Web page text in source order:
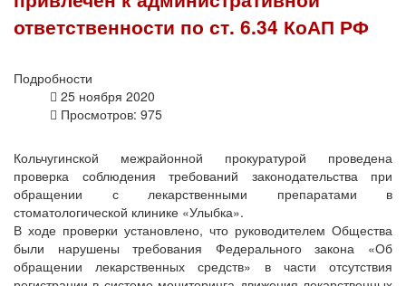
ответственности по ст. 6.34 КоАП РФ
Подробности
25 ноября 2020
Просмотров: 975
Кольчугинской межрайонной прокуратурой проведена
проверка соблюдения требований законодательства при
обращении с лекарственными препаратами в
стоматологической клинике «Улыбка».
В ходе проверки установлено, что руководителем Общества
были нарушены требования Федерального закона «Об
обращении лекарственных средств» в части отсутствия